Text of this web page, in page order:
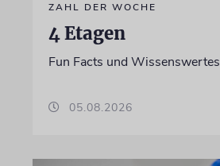
ZAHL DER WOCHE
4 Etagen
Fun Facts und Wissenswertes
05.08.2026